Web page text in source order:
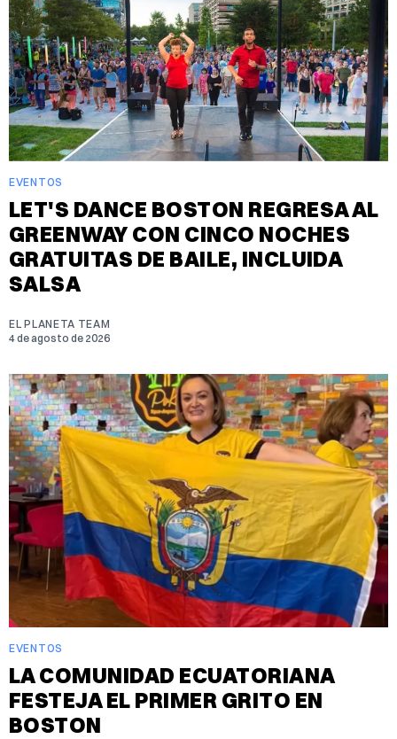
EVENTOS
LET'S DANCE BOSTON REGRESA AL
GREENWAY CON CINCO NOCHES
GRATUITAS DE BAILE, INCLUIDA
SALSA
EL PLANETA TEAM
4 de agosto de 2026
EVENTOS
LA COMUNIDAD ECUATORIANA
FESTEJA EL PRIMER GRITO EN
BOSTON